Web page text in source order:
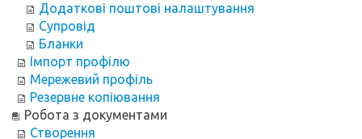
Додаткові поштові налаштування
Супровід
Бланки
Імпорт профілю
Мережевий профіль
Резервне копіювання
Робота з документами
Створення